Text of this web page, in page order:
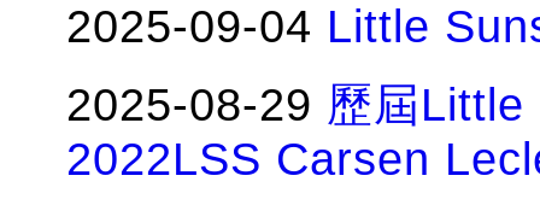
2025-09-04 Little
2025-08-29 歷屆Little
2022LSS Carsen